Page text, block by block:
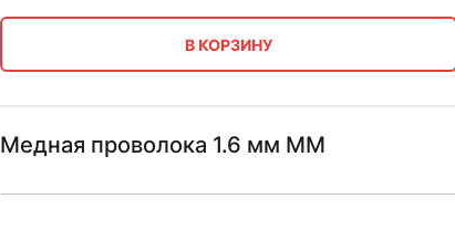
В КОРЗИНУ
Медная проволока 1.6 мм ММ